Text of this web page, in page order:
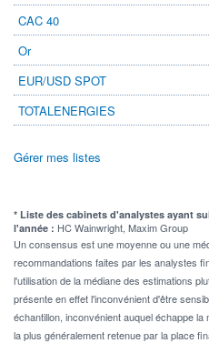
CAC 40
Or
EUR/USD SPOT
TOTALENERGIES
Gérer mes listes
* Liste des cabinets d'analystes ayant
l'année : HC Wainwright, Maxim Group
Un consensus est une moyenne ou une
recommandations faites par les analystes
l'utilisation de la médiane des estimations
présente en effet l'inconvénient d'être
échantillon, inconvénient auquel échappe
la plus généralement retenue par la place